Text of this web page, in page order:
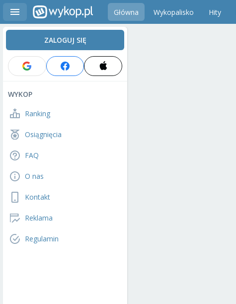
Główna Wykopalisko Hity
ZALOGUJ SIĘ
WYKOP
Ranking
Osiągnięcia
FAQ
O nas
Kontakt
Reklama
Regulamin